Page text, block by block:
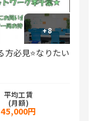
+8
方必見⭐なりたい
平均工賃
(月額)
45,000円